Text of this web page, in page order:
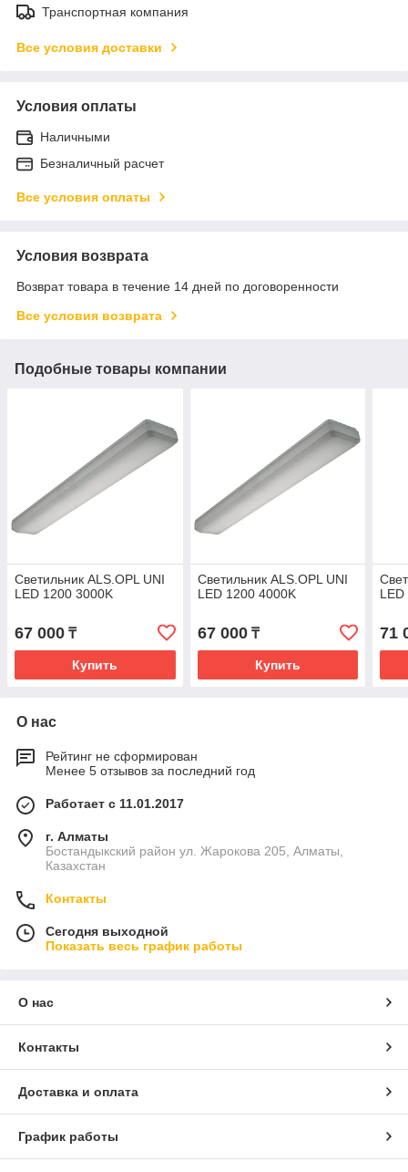
Транспортная компания
Все условия доставки
Условия оплаты
Наличными
Безналичный расчет
Все условия оплаты
Условия возврата
Возврат товара в течение 14 дней по договоренности
Все условия возврата
Подобные товары компании
Светильник ALS.OPL UNI
LED 1200 3000K
67 000 ₸
Купить
Светильник ALS.OPL UNI
LED 1200 4000K
67 000₸
Купить
71
О нас
Рейтинг не сформирован
Менее 5 отзывов за последний год
Работает с 11.01.2017
г. Алматы
Бостандыкский район ул. Жарокова 205, Алматы,
Казахстан
Контакты
Сегодня выходной
Показать весь график работы
О нас
Контакты
Доставка и оплата
График работы